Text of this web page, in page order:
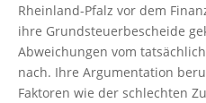
Rheinland-Pfalz vor dem
ihre Grundsteuerbescheide
Abweichungen vom
nach. Ihre Argumentation
Faktoren wie der schlechten